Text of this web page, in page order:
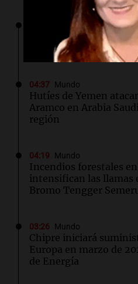
Mundo
Nagasaki recuerda los
atómica en su 81
04:37 Mundo
Hutíes de Yemen
Aramco en Arabia
región
04:19 Mundo
Incendios forestales
intensifican las llamas
Bromo Tengger
03:26 Mundo
Chipre iniciará
Europa en marzo de
de Energía